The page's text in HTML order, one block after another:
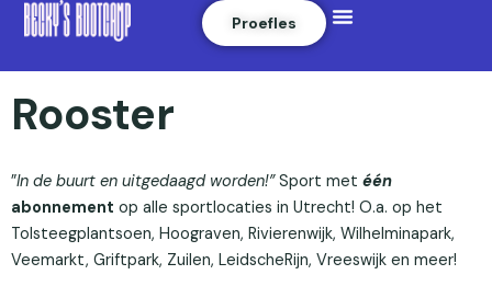
Skip to content Menu
Proefles
Rooster
”In de buurt en uitgedaagd worden!”Sport met één
abonnement op alle sportlocaties in Utrecht! O.a. op het
Tolsteegplantsoen, Hoograven, Rivierenwijk, Wilhelminapark,
Veemarkt, Griftpark, Zuilen, LeidscheRijn, Vreeswijk en meer!